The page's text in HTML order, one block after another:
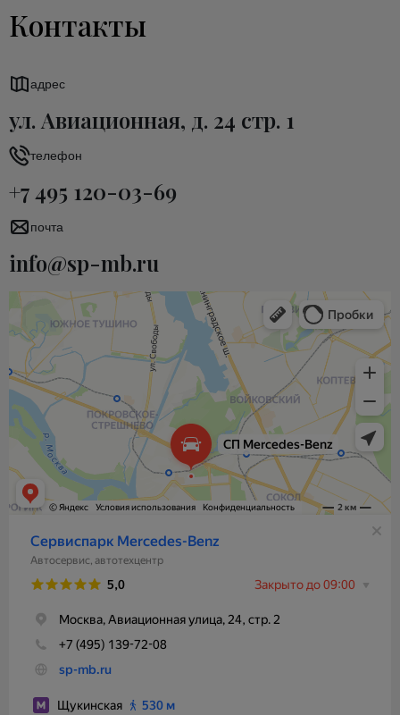
Контакты
адрес
ул. Авиационная, д. 24 стр. 1
телефон
+7 495 120-03-69
почта
info@sp-mb.ru